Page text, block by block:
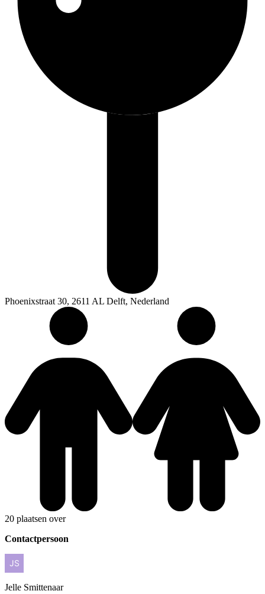
Phoenixstraat 30, 2611 AL Delft, Nederland
20 plaatsen over
Contactpersoon
Jelle Smittenaar